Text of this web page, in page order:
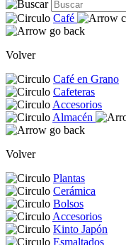
Café
Volver
Café en Grano
Cafeteras
Accesorios
Almacén
Volver
Plantas
Cerámica
Bolsos
Accesorios
Kinto Japón
Esmaltados